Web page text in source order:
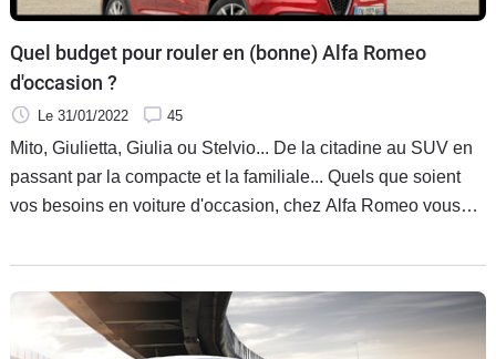
Quel budget pour rouler en (bonne) Alfa Romeo
d'occasion ?
Le 31/01/2022 45
Mito, Giulietta, Giulia ou Stelvio... De la citadine au SUV en
passant par la compacte et la familiale... Quels que soient
vos besoins en voiture d'occasion, chez Alfa Romeo vous
tranquille, on est bien loin de la fiabilité chaotique des
années 80-90.